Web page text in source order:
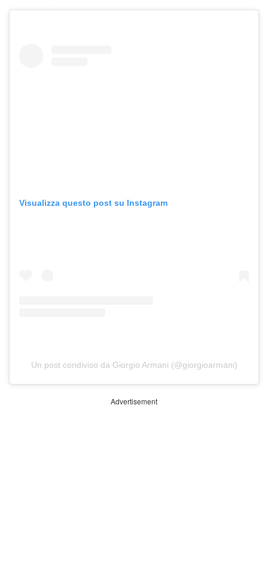
Visualizza questo post su Instagram
Un post condiviso da Giorgio Armani (@giorgioarmani)
Advertisement